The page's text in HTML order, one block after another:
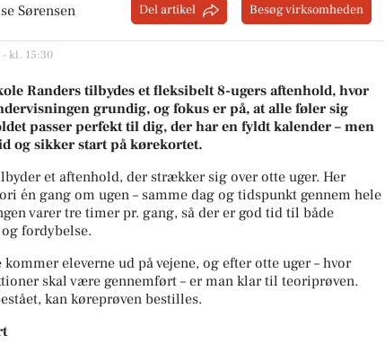
Sørensen Del artikel Besøg virksomheden
- kl. 15:30
Randers tilbydes et fleksibelt 8-ugers aftenhold, hvor
grundig, og fokus er på, at alle føler sig
passer perfekt til dig, der har en fyldt kalender – men
og sikker start på kørekortet.
et aftenhold, der strækker sig over otte uger. Her
én gang om ugen – samme dag og tidspunkt gennem hele
varer tre timer pr. gang, så der er god tid til både
fordybelse.
eleverne ud på vejene, og efter otte uger – hvor
skal være gennemført – er man klar til teoriprøven.
kan køreprøven bestilles.